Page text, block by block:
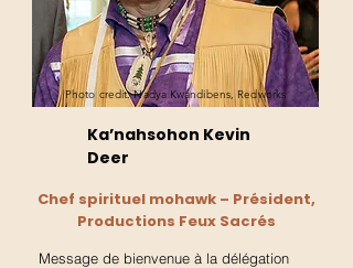
Photo credit: Nadya Kwandibens, Redworks
Ka’nahsohon Kevin
Deer
Chef spirituel mohawk – Président,
Productions Feux Sacrés
Message de bienvenue à la délégation